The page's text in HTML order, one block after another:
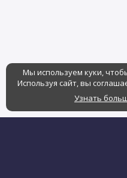
Мы используем куки,
Используя сайт, вы
Узнать